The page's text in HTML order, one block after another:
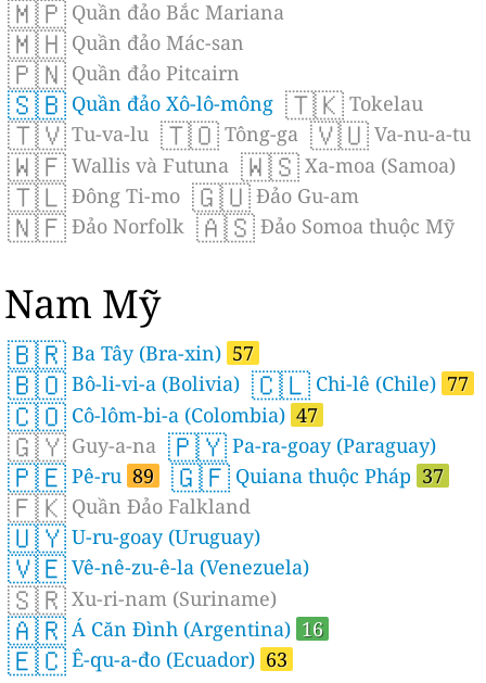
🇲🇵 Quần đảo Bắc Mariana
🇲🇭 Quần đảo Mác-san
🇵🇳 Quần đảo Pitcairn
🇸🇧 Quần đảo Xô-lô-mông 🇹🇰 Tokelau
🇹🇻 Tu-va-lu 🇹🇴 Tông-ga 🇻🇺 Va-nu-a-tu
🇼🇫 Wallis và Futuna 🇼🇸 Xa-moa (Samoa)
🇹🇱 Ðông Ti-mo 🇬🇺 Đảo Gu-am
🇳🇫 Đảo Norfolk 🇦🇸 Đảo Somoa thuộc Mỹ
Nam Mỹ
🇧🇷 Ba Tây (Bra-xin) 57
🇧🇴 Bô-li-vi-a (Bolivia) 🇨🇱 Chi-lê (Chile) 77
🇨🇴 Cô-lôm-bi-a (Colombia) 47
🇬🇾 Guy-a-na 🇵🇾 Pa-ra-goay (Paraguay)
🇵🇪 Pê-ru 89 🇬🇫 Quiana thuộc Pháp 37
🇫🇰 Quần Đảo Falkland
🇺🇾 U-ru-goay (Uruguay)
🇻🇪 Vê-nê-zu-ê-la (Venezuela)
🇸🇷 Xu-ri-nam (Suriname)
🇦🇷 Á Căn Đình (Argentina) 16
🇪🇨 Ê-qu-a-đo (Ecuador) 63